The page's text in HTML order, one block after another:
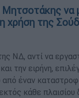
Μητσοτάκης να
χρήση της
ΝΔ, αντί να
την ειρήνη,
από έναν
κάθε πλαισίου